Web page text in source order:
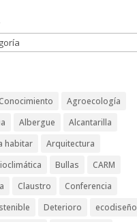
Agroecología
Albergue
Alcantarilla
habitar
Arquitectura
Bullas
CARM
Claustro
Conferencia
Deterioro
ecodiseño